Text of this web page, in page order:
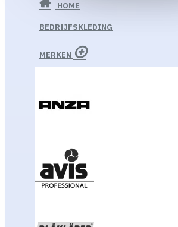
HOME
BEDRIJFSKLEDING
MERKEN